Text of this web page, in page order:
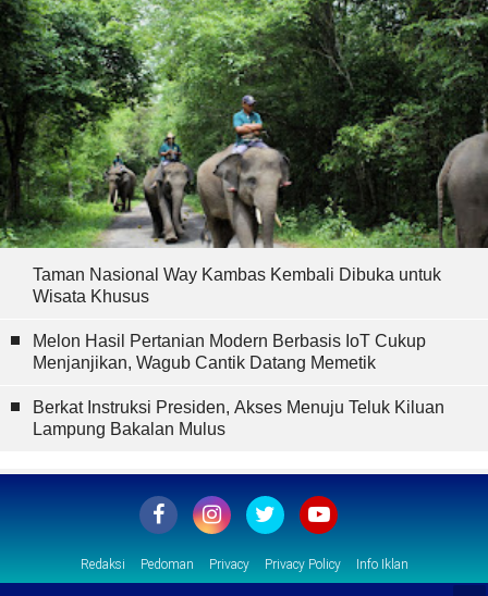
Taman Nasional Way Kambas Kembali Dibuka untuk
Wisata Khusus
Melon Hasil Pertanian Modern Berbasis IoT Cukup
Menjanjikan, Wagub Cantik Datang Memetik
Berkat Instruksi Presiden, Akses Menuju Teluk Kiluan
Lampung Bakalan Mulus
Redaksi Pedoman Privacy Privacy Policy Info Iklan